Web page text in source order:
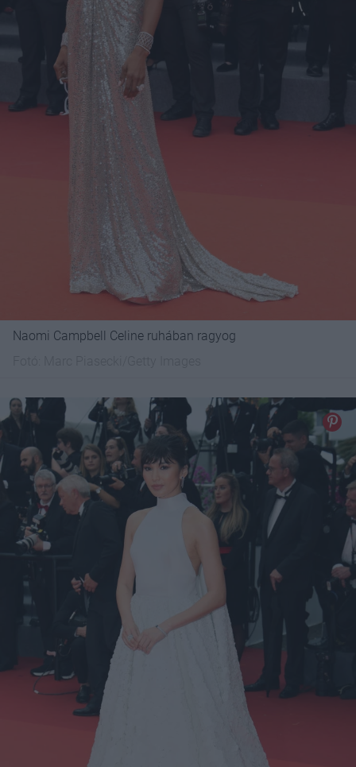
Naomi Campbell Celine ruhában ragyog